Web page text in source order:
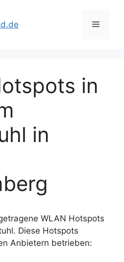
Menü
in
in
WLAN Hotspots
Diese Hotspots
Anbietern betrieben: